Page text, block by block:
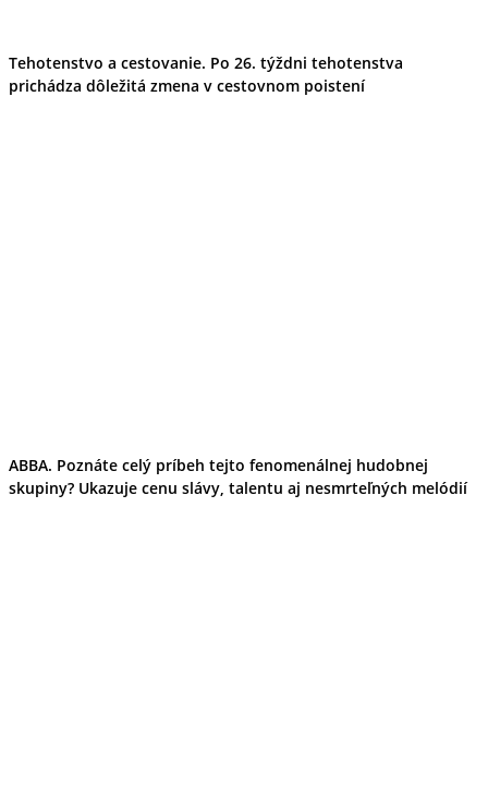
Tehotenstvo a cestovanie. Po 26. týždni tehotenstva
prichádza dôležitá zmena v cestovnom poistení
ABBA. Poznáte celý príbeh tejto fenomenálnej hudobnej
skupiny? Ukazuje cenu slávy, talentu aj nesmrteľných melódií